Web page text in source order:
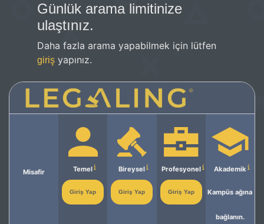
Günlük arama limitinize
ulaştınız.
Daha fazla arama yapabilmek için lütfen
giriş yapınız.
Misafir Temel
Giriş Yap
Bireysel
Giriş Yap
Profesyonel
Giriş Yap
Akademik
Kampüs ağına
bağlanın.